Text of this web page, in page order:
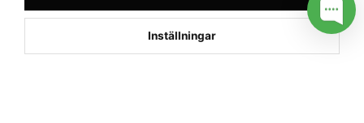
Inställningar